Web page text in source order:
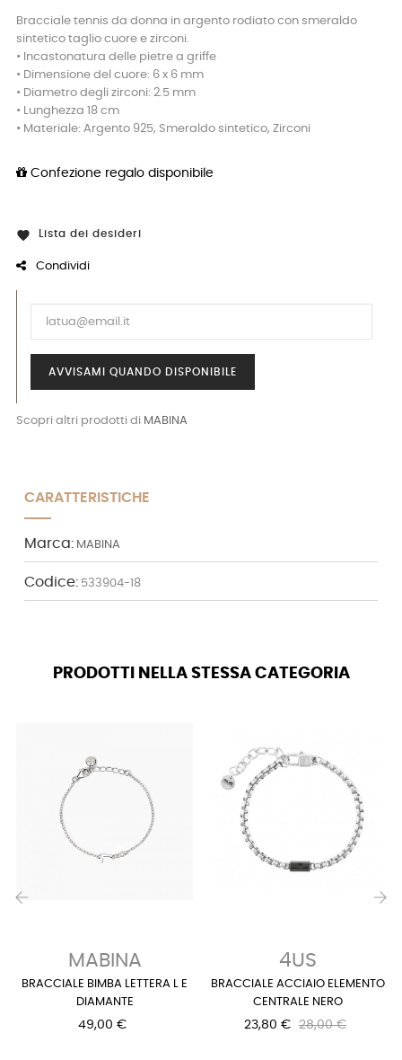
Bracciale tennis da donna in argento rodiato con smeraldo
sintetico taglio cuore e zirconi.
• Incastonatura delle pietre a griffe
• Dimensione del cuore: 6 x 6 mm
• Diametro degli zirconi: 2.5 mm
• Lunghezza 18 cm
• Materiale: Argento 925, Smeraldo sintetico, Zirconi
Confezione regalo disponibile
 Lista dei desideri
Condividi
AVVISAMI QUANDO DISPONIBILE
Scopri altri prodotti di MABINA
CARATTERISTICHE
Marca: MABINA
Codice: 533904-18
PRODOTTI NELLA STESSA CATEGORIA
MABINA
BRACCIALE BIMBA LETTERA L E
DIAMANTE
49,00 €
4US
BRACCIALE ACCIAIO ELEMENTO
CENTRALE NERO
23,80 € 28,00 €